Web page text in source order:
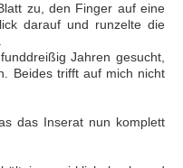
zu, den Finger auf eine
darauf und runzelte die
Jahren gesucht,
Beides trifft auf mich nicht
das Inserat nun komplett